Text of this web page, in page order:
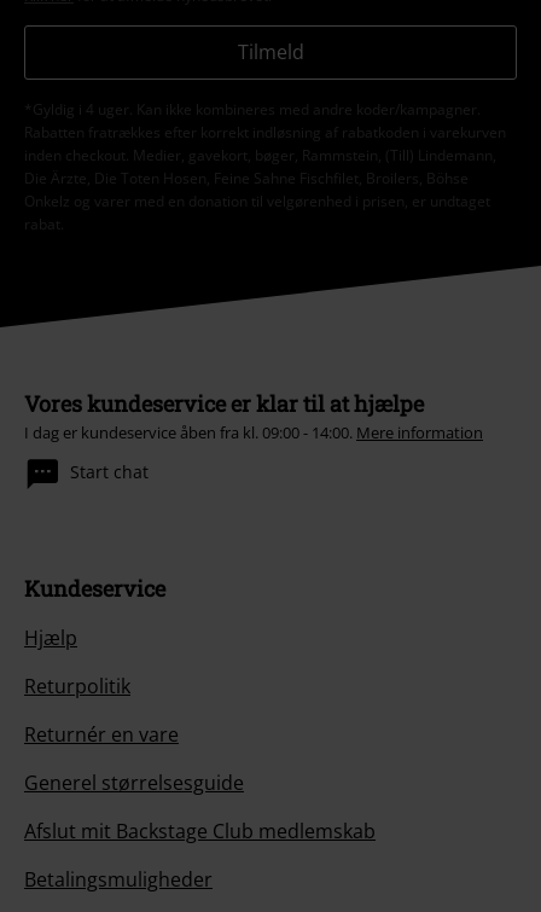
Tilmeld
*Gyldig i 4 uger. Kan ikke kombineres med andre koder/kampagner.
Rabatten fratrækkes efter korrekt indløsning af rabatkoden i varekurven
inden checkout. Medier, gavekort, bøger, Rammstein, (Till) Lindemann,
Die Ärzte, Die Toten Hosen, Feine Sahne Fischfilet, Broilers, Böhse
Onkelz og varer med en donation til velgørenhed i prisen, er undtaget
rabat.
Vores kundeservice er klar til at hjælpe
I dag er kundeservice åben fra kl. 09:00 - 14:00. Mere information
Start chat
Kundeservice
Hjælp
Returpolitik
Returnér en vare
Generel størrelsesguide
Afslut mit Backstage Club medlemskab
Betalingsmuligheder